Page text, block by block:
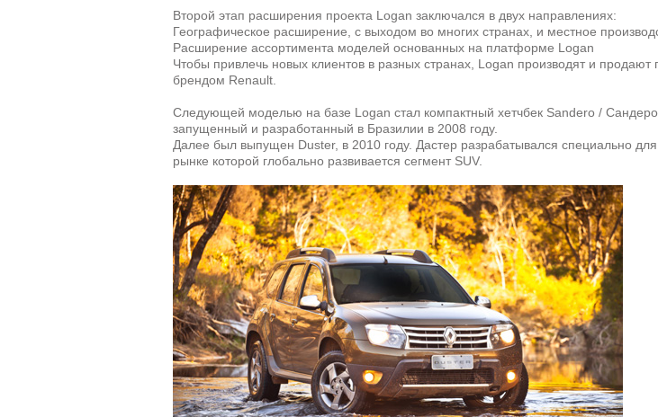
Второй этап расширения проекта Logan заключался в двух направлениях:
Географическое расширение, с выходом во многих странах, и местное
Расширение ассортимента моделей основанных на платформе Logan
Чтобы привлечь новых клиентов в разных странах, Logan производят и продают
брендом Renault.
Следующей моделью на базе Logan стал компактный хетчбек Sandero /
запущенный и разработанный в Бразилии в 2008 году.
Далее был выпущен Duster, в 2010 году. Дастер разрабатывался специально
рынке которой глобально развивается сегмент SUV.